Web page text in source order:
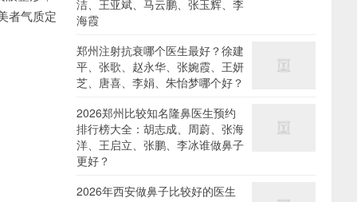
者气质定
洁、王亚斌、马云鹏、张玉辉、李
海霞
郑州注射抗衰哪个医生最好？徐建
平、张歌、赵永华、张婉霞、王妍
芝、唐喜、李娟、朱怡梦哪个好？
2026郑州比较知名隆鼻医生预约
排行榜大全：胡志成、周蔚、张海
洋、王启立、张鹏、李冰谁做鼻子
更好？
2026年西安做鼻子比较好的医生